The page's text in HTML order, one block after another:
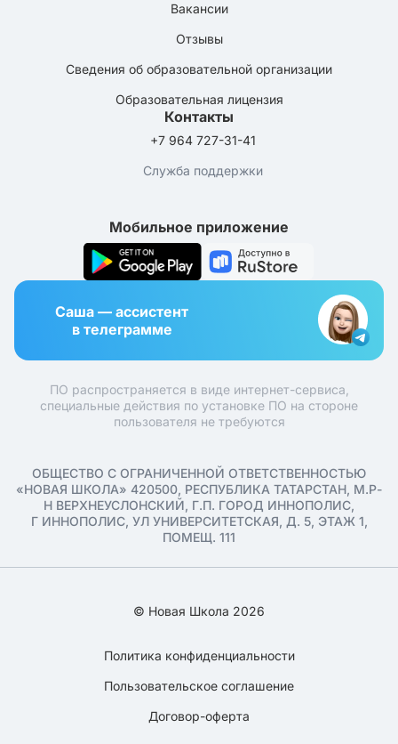
Вакансии
Отзывы
Сведения об образовательной организации
Образовательная лицензия
Контакты
+7 964 727-31-41
Служба поддержки
Мобильное приложение
Саша — ассистент
в телеграмме
ПО распространяется в виде интернет-сервиса,
специальные действия по установке ПО на стороне
пользователя не требуются
ОБЩЕСТВО С ОГРАНИЧЕННОЙ ОТВЕТСТВЕННОСТЬЮ
«НОВАЯ ШКОЛА» 420500, РЕСПУБЛИКА ТАТАРСТАН, М.Р-
Н ВЕРХНЕУСЛОНСКИЙ, Г.П. ГОРОД ИННОПОЛИС,
Г ИННОПОЛИС, УЛ УНИВЕРСИТЕТСКАЯ, Д. 5, ЭТАЖ 1,
ПОМЕЩ. 111
© Новая Школа 2026
Политика конфиденциальности
Пользовательское соглашение
Договор-оферта